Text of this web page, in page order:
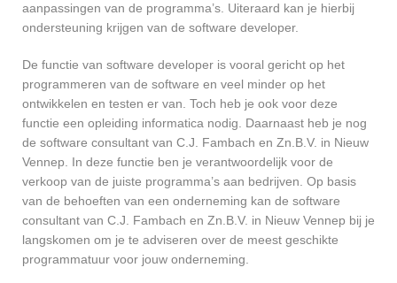
aanpassingen van de programma’s. Uiteraard kan je hierbij
ondersteuning krijgen van de software developer.
De functie van software developer is vooral gericht op het
programmeren van de software en veel minder op het
ontwikkelen en testen er van. Toch heb je ook voor deze
functie een opleiding informatica nodig. Daarnaast heb je nog
de software consultant van C.J. Fambach en Zn.B.V. in Nieuw
Vennep. In deze functie ben je verantwoordelijk voor de
verkoop van de juiste programma’s aan bedrijven. Op basis
van de behoeften van een onderneming kan de software
consultant van C.J. Fambach en Zn.B.V. in Nieuw Vennep bij je
langskomen om je te adviseren over de meest geschikte
programmatuur voor jouw onderneming.